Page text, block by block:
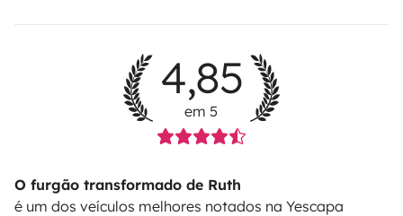
4,85
em 5
O furgão transformado de Ruth
é um dos veículos melhores notados na Yescapa